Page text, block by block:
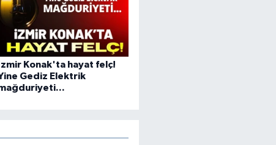
İzmir Konak'ta hayat felç!
Gediz Elektrik